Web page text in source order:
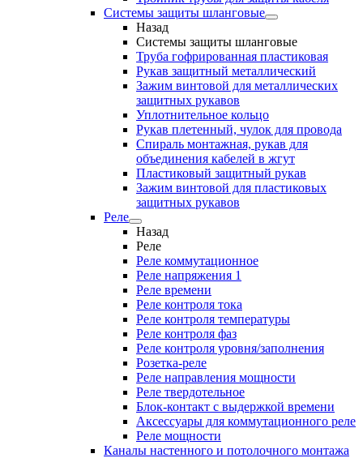
Системы защиты шланговые
Назад
Системы защиты шланговые
Труба гофрированная пластиковая
Рукав защитный металлический
Зажим винтовой для металлических
защитных рукавов
Уплотнительное кольцо
Рукав плетенный, чулок для провода
Спираль монтажная, рукав для
объединения кабелей в жгут
Пластиковый защитный рукав
Зажим винтовой для пластиковых
защитных рукавов
Реле
Назад
Реле
Реле коммутационное
Реле напряжения 1
Реле времени
Реле контроля тока
Реле контроля температуры
Реле контроля фаз
Реле контроля уровня/заполнения
Розетка-реле
Реле направления мощности
Реле твердотельное
Блок-контакт с выдержкой времени
Аксессуары для коммутационного реле
Реле мощности
Каналы настенного и потолочного монтажа